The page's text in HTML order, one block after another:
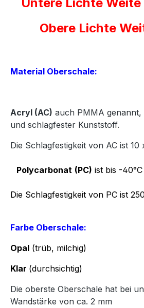
Obere Lichte
Material Oberschale:
Acryl (AC) auch PMMA
und schlagfester Kunststoff.
Die Schlagfestigkeit von AC ist
Polycarbonat (PC) ist bis -
Die Schlagfestigkeit von PC ist
Farbe Oberschale:
Opal (trüb, milchig)
Klar (durchsichtig)
Die oberste Oberschale hat bei
Wandstärke von ca. 2 mm